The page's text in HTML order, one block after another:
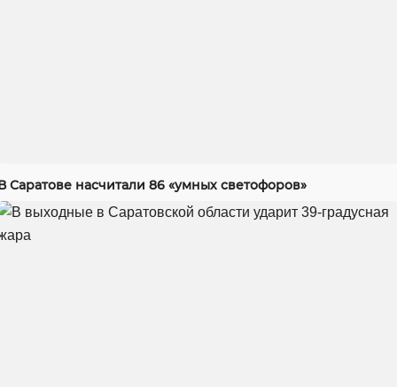
Саратове насчитали 86 «умных светофоров»